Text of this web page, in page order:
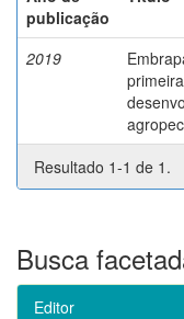
publicação
2019
Resultado 1-1 de 1.
Busca
Editor